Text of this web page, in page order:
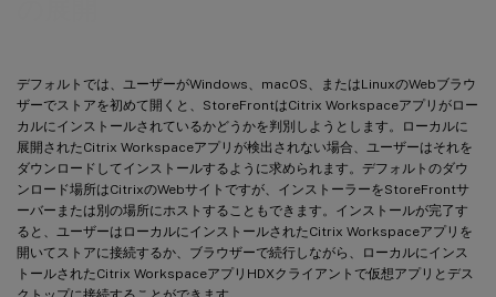
デフォルトでは、ユーザーがWindows、macOS、またはLinuxのWebブラウ
ザーでストアを初めて開くと、StoreFrontはCitrix Workspaceアプリがロー
カルにインストールされているかどうかを判別しようとします。ローカルに
展開されたCitrix Workspaceアプリが検出されない場合、ユーザーはそれを
ダウンロードしてインストールするように求められます。デフォルトのダウ
ンロード場所はCitrixのWebサイトですが、インストーラーをStoreFrontサ
ーバーまたは別の場所にホストすることもできます。インストールが完了す
ると、ユーザーはローカルにインストールされたCitrix Workspaceアプリを
開いてストアに接続するか、ブラウザーで続行しながら、ローカルにインス
トールされたCitrix WorkspaceアプリHDXクライアントで仮想アプリとデス